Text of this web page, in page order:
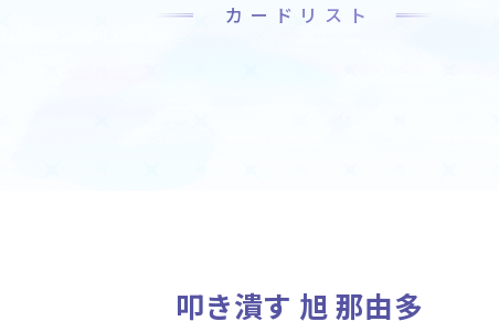
Card List Rule / Q&A
カードリスト
叩き潰す 旭 那由多